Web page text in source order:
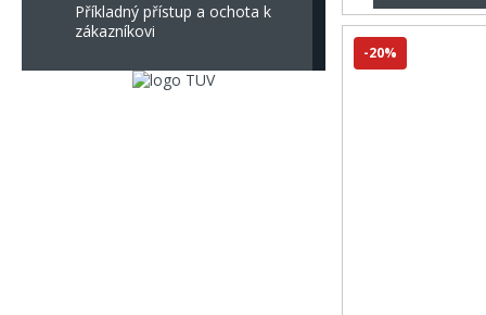
Příkladný přístup a ochota k
zákazníkovi
-20%